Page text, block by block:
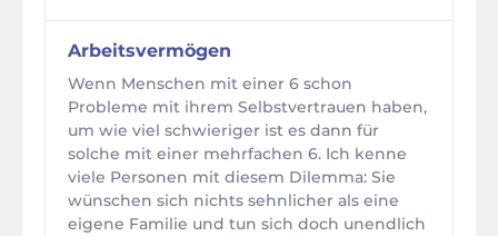
Arbeitsvermögen
Wenn Menschen mit einer 6 schon
Probleme mit ihrem Selbstvertrauen haben,
um wie viel schwieriger ist es dann für
solche mit einer mehrfachen 6. Ich kenne
viele Personen mit diesem Dilemma: Sie
wünschen sich nichts sehnlicher als eine
eigene Familie und tun sich doch unendlich